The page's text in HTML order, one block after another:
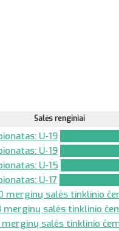
Salės renginiai
U-19
U-19
U-15
U-17
merginų salės tinklinio
merginų salės tinklinio
salės tinklinio